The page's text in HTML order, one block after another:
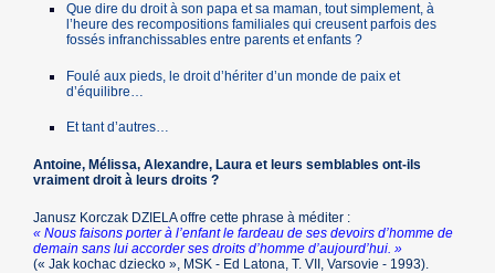
Que dire du droit à son papa et sa maman, tout simplement, à
l’heure des recompositions familiales qui creusent parfois des
fossés infranchissables entre parents et enfants ?
Foulé aux pieds, le droit d’hériter d’un monde de paix et
d’équilibre…
Et tant d’autres…
Antoine, Mélissa, Alexandre, Laura et leurs semblables ont-ils
vraiment droit à leurs droits ?
Janusz Korczak DZIELA offre cette phrase à méditer :
« Nous faisons porter à l’enfant le fardeau de ses devoirs d’homme de
demain sans lui accorder ses droits d’homme d’aujourd’hui. »
(« Jak kochac dziecko », MSK - Ed Latona, T. VII, Varsovie - 1993).